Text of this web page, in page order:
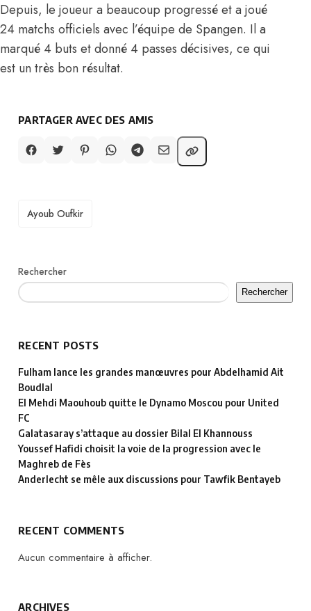
Depuis, le joueur a beaucoup progressé et a joué
24 matchs officiels avec l’équipe de Spangen. Il a
marqué 4 buts et donné 4 passes décisives, ce qui
est un très bon résultat.
PARTAGER AVEC DES AMIS
TAGS
Ayoub Oufkir
Rechercher
Rechercher
RECENT POSTS
Fulham lance les grandes manœuvres pour Abdelhamid Ait
Boudlal
El Mehdi Maouhoub quitte le Dynamo Moscou pour United
FC
Galatasaray s’attaque au dossier Bilal El Khannouss
Youssef Hafidi choisit la voie de la progression avec le
Maghreb de Fès
Anderlecht se mêle aux discussions pour Tawfik Bentayeb
RECENT COMMENTS
Aucun commentaire à afficher.
ARCHIVES